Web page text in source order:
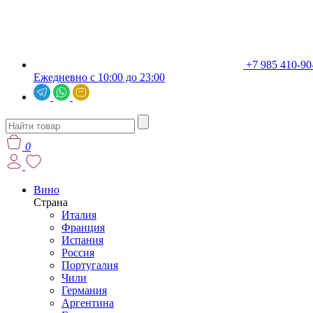
+7 985 410-
Ежедневно с 10:00 до 23:00
0
Вино
Страна
Италия
Франция
Испания
Россия
Португалия
Чили
Германия
Аргентина